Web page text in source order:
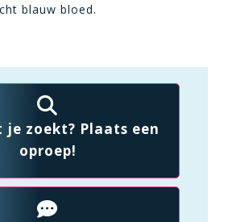
blauw bloed.
zoekt? Plaats een
oproep!